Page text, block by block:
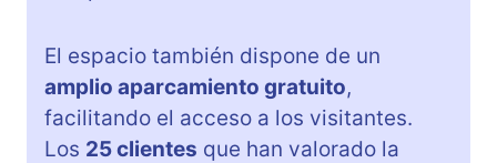
El espacio también dispone de un
amplio aparcamiento gratuito,
facilitando el acceso a los visitantes.
Los 25 clientes que han valorado la